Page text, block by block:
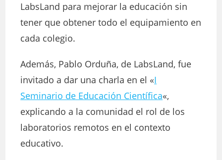
LabsLand para mejorar la educación sin
tener que obtener todo el equipamiento en
cada colegio.
Además, Pablo Orduña, de LabsLand, fue
invitado a dar una charla en el «I
Seminario de Educación Científica«,
explicando a la comunidad el rol de los
laboratorios remotos en el contexto
educativo.